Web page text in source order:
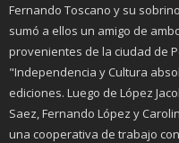
Fernando Toscano y su
sumó a ellos un amigo de
provenientes de la ciudad de
"Independencia y Cultura
ediciones. Luego de López
Saez, Fernando López y
una cooperativa de trabajo